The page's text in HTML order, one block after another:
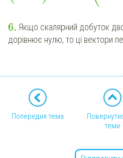
6. Якщо скалярний добуток
дорівнює нулю, то ці вектори
Попередня тема
теми